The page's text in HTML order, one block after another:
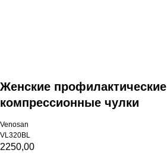
Женские профилактические
компрессионные чулки
Venosan
VL320BL
2250,00